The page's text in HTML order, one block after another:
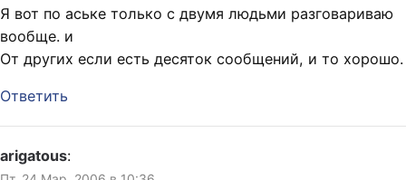
Я вот по аське только с двумя людьми разговариваю
вообще. и
От других если есть десяток сообщений, и то хорошо.
Ответить
arigatous: